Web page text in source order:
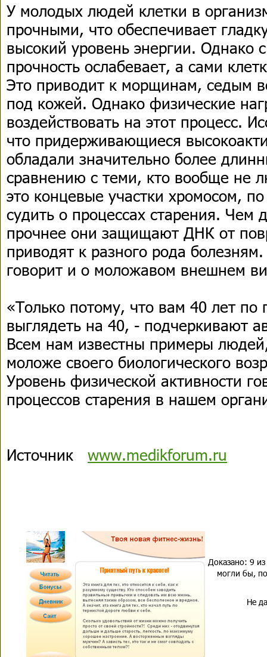
У молодых людей клетки в
прочными, что обеспечивает
высокий уровень энергии. Однако
прочность ослабевает, а сами
Это приводит к морщинам, седым
под кожей. Однако физические
воздействовать на этот процесс.
что придерживающиеся
обладали значительно более
сравнению с теми, кто вообще не
это концевые участки хромосом,
судить о процессах старения. Чем
прочнее они защищают ДНК от
приводят к разного рода
говорит и о моложавом внешнем
«Только потому, что вам 40 лет
выглядеть на 40, - подчеркивают
Всем нам известны примеры
моложе своего биологического
Уровень физической активности
процессов старения в нашем
Источник www.medikforum.ru
Доказано: 9
могли бы,
Не